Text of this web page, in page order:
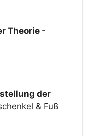
Theorie -
der
& Fuß